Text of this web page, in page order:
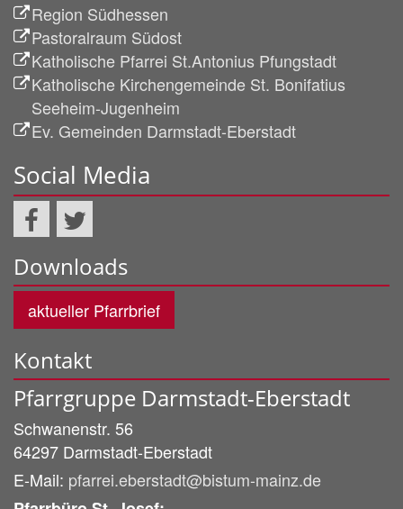
Region Südhessen
Pastoralraum Südost
Katholische Pfarrei St.Antonius Pfungstadt
Katholische Kirchengemeinde St. Bonifatius
Seeheim-Jugenheim
Ev. Gemeinden Darmstadt-Eberstadt
Social Media
Downloads
aktueller Pfarrbrief
Kontakt
Pfarrgruppe Darmstadt-Eberstadt
Schwanenstr. 56
64297 Darmstadt-Eberstadt
E-Mail: pfarrei.eberstadt@bistum-mainz.de